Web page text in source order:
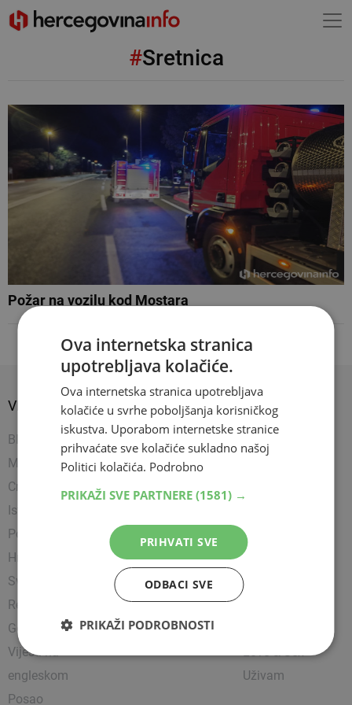
#Sretnica
Požar na vozilu kod Mostara
VIJESTI
BIH
Mostar
Crna kronika
Istražili smo
Politika
Hrvatska
Svijet
Religija
Gospodarstvo
Vijesti na
engleskom
Posao
SPORT
Nogomet
Košarka
Tenis
SHOW
Zanimljivosti
Čitam
Party
Love & Sex
Uživam
Ova internetska stranica
upotrebljava kolačiće.
Ova internetska stranica upotrebljava
kolačiće u svrhe poboljšanja korisničkog
iskustva. Uporabom internetske stranice
prihvaćate sve kolačiće sukladno našoj
Politici kolačića. Podrobno
PRIKAŽI SVE PARTNERE (1581) →
PRIHVATI SVE
ODBACI SVE
PRIKAŽI PODROBNOSTI